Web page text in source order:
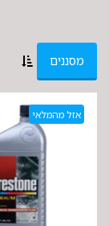
מסננים
אזל מהמלאי